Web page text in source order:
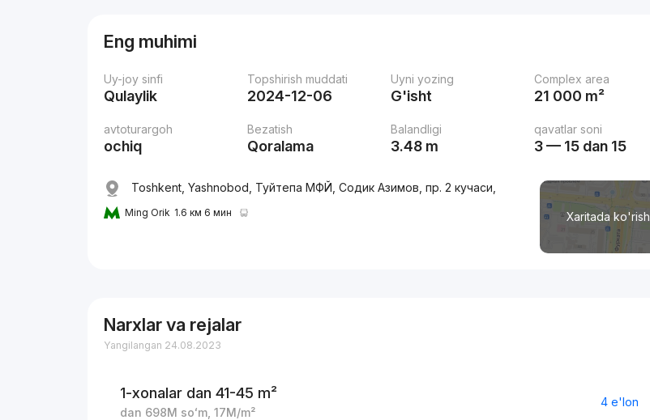
Eng muhimi
Uy-joy sinfi
Qulaylik
Topshirish muddati
2024-12-06
Uyni yozing
G'isht
Complex area
21 000 m²
avtoturargoh
ochiq
Bezatish
Qoralama
Balandligi
3.48 m
qavatlar soni
3 — 15 dan 15
Xaritada ko'rish
Toshkent, Yashnobod, Туйтепа МФЙ, Содик Азимов, пр. 2 кучаси,
Ming Orik 1.6 км 6 мин
Narxlar va rejalar
Yangilangan 24.08.2023
1-xonalar dan 41-45 m²
dan 698M soʻm ,17M/m²
4 e'lon